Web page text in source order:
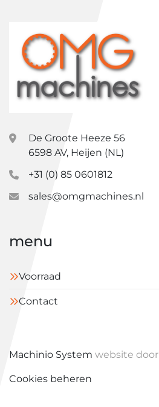
De Groote Heeze 56
6598 AV, Heijen (NL)
+31 (0) 85 0601812
sales@omgmachines.nl
menu
Voorraad
Contact
Machinio System website door
Cookies beheren